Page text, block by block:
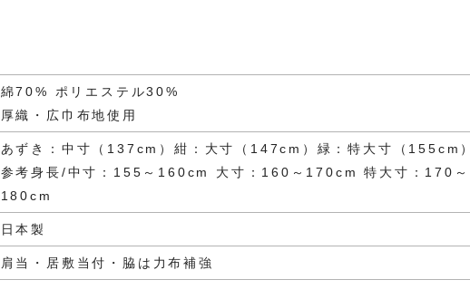
綿70% ポリエステル30%
厚織・広巾布地使用
あずき：中寸（137cm）紺：大寸（147cm）緑：特大寸（155cm）
参考身長/中寸：155～160cm 大寸：160～170cm 特大寸：170～
180cm
日本製
肩当・居敷当付・脇は力布補強